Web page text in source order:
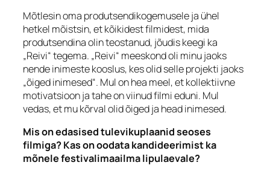
Mõtlesin oma produtsendikogemusele ja ühel
hetkel mõistsin, et kõikidest filmidest, mida
produtsendina olin teostanud, jõudis keegi ka
„Reivi“ tegema. „Reivi“ meeskond oli minu jaoks
nende inimeste kooslus, kes olid selle projekti jaoks
„õiged inimesed“. Mul on hea meel, et kollektiivne
motivatsioon ja tahe on viinud filmi eduni. Mul
vedas, et mu kõrval olid õiged ja head inimesed.
Mis on edasised tulevikuplaanid seoses
filmiga? Kas on oodata kandideerimist ka
mõnele festivalimaailma lipulaevale?